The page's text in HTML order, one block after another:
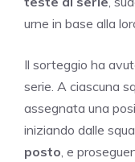
urne in base alla
Il sorteggio ha
serie. A ciascuna
assegnata una
iniziando dalle
posto , e